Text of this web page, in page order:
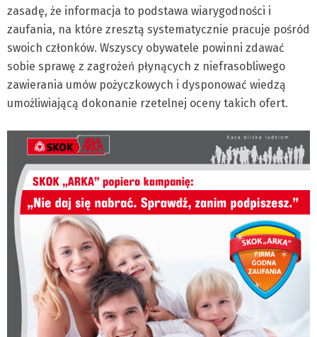
zasadę, że informacja to podstawa wiarygodności i
zaufania, na które zresztą systematycznie pracuje pośród
swoich członków. Wszyscy obywatele powinni zdawać
sobie sprawę z zagrożeń płynących z niefrasobliwego
zawierania umów pożyczkowych i dysponować wiedzą
umożliwiającą dokonanie rzetelnej oceny takich ofert.